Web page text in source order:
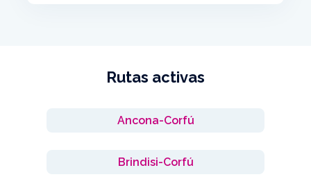
Rutas activas
Ancona-Corfú
Brindisi-Corfú